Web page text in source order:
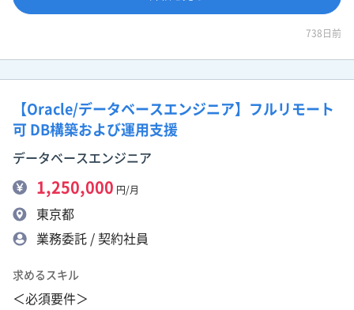
738日前
【Oracle/データベースエンジニア】フルリモート
可 DB構築および運用支援
データベースエンジニア
1,250,000 円/月
東京都
業務委託 / 契約社員
求めるスキル
＜必須要件＞